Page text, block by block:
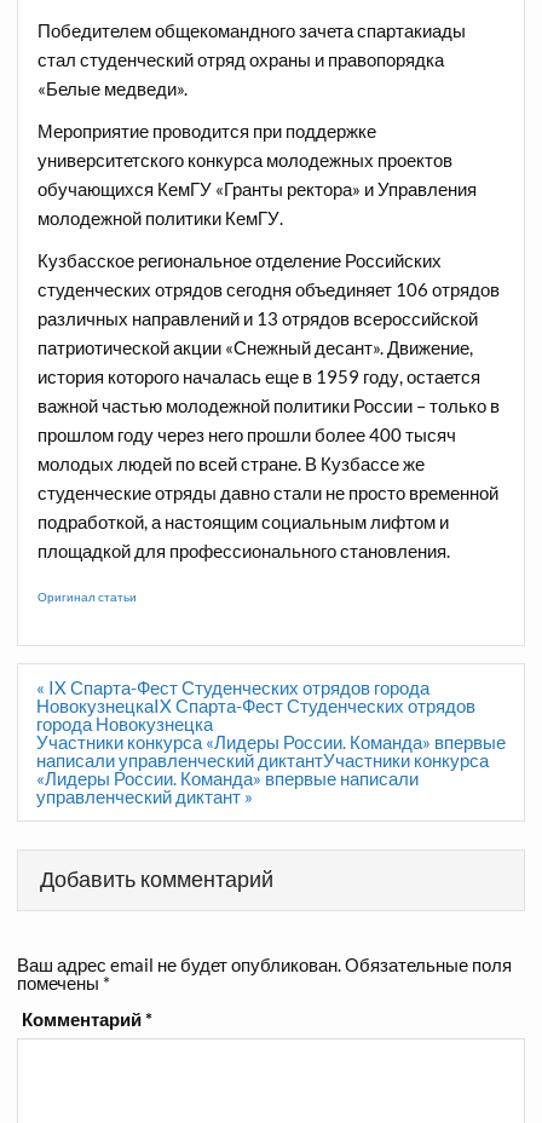
Победителем общекомандного зачета спартакиады
стал студенческий отряд охраны и правопорядка
«Белые медведи».
Мероприятие проводится при поддержке
университетского конкурса молодежных проектов
обучающихся КемГУ «Гранты ректора» и Управления
молодежной политики КемГУ.
Кузбасское региональное отделение Российских
студенческих отрядов сегодня объединяет 106 отрядов
различных направлений и 13 отрядов всероссийской
патриотической акции «Снежный десант». Движение,
история которого началась еще в 1959 году, остается
важной частью молодежной политики России – только в
прошлом году через него прошли более 400 тысяч
молодых людей по всей стране. В Кузбассе же
студенческие отряды давно стали не просто временной
подработкой, а настоящим социальным лифтом и
площадкой для профессионального становления.
Оригинал статьи
Навигация
по
записям
« IX Спарта-Фест Студенческих отрядов города
НовокузнецкаIX Спарта-Фест Студенческих отрядов
города Новокузнецка
Участники конкурса «Лидеры России. Команда» впервые
написали управленческий диктантУчастники конкурса
«Лидеры России. Команда» впервые написали
управленческий диктант »
Добавить комментарий
Ваш адрес email не будет опубликован.Обязательные поля
помечены *
Комментарий*